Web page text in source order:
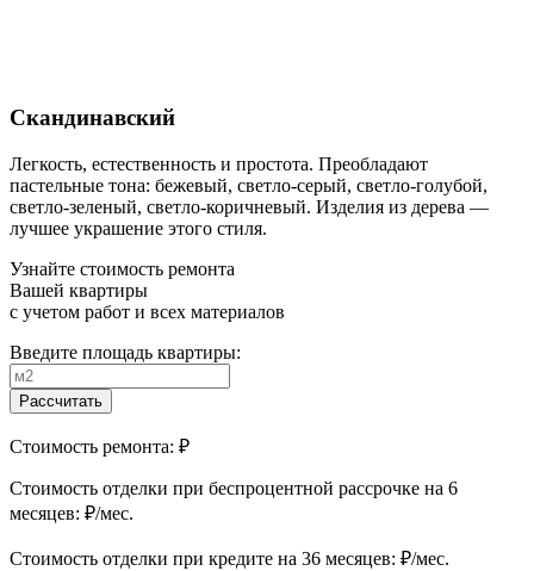
Скандинавский
Легкость, естественность и простота. Преобладают
пастельные тона: бежевый, светло-серый, светло-голубой,
светло-зеленый, светло-коричневый. Изделия из дерева —
лучшее украшение этого стиля.
Узнайте стоимость ремонта
Вашей квартиры
с учетом работ и всех материалов
Введите площадь квартиры:
Рассчитать
Стоимость ремонта: ₽
Cтоимость отделки при беспроцентной рассрочке на 6
месяцев: ₽/мес.
Cтоимость отделки при кредите на 36 месяцев: ₽/мес.